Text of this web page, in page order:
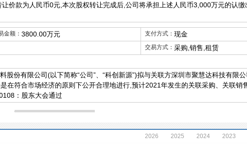
价款为人民币0元,本次股权转让完成后,公司将承担上述人民币3,000万元的认缴
金额： 3800.00万元 支付方式： 现金
交易方式： 采购,销售,租赁
股份有限公司(以下简称“公司”、“科创新源”)拟与关联方深圳市聚慧达科技有限公
在符合市场经济的原则下公开合理地进行,预计2021年发生的关联采购、关联销
：股东大会通过
2026 2025 2024 2023